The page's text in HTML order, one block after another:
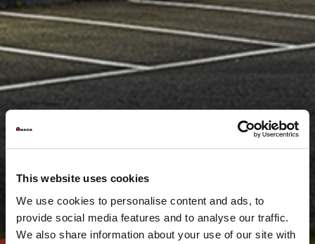
This website uses cookies
We use cookies to personalise content and ads, to
provide social media features and to analyse our traffic.
We also share information about your use of our site with